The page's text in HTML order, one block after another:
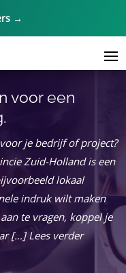
→
voor een
je bedrijf of project?
Zuid-Holland is een
lokaal
indruk wilt maken
te vragen, koppel je
[…] Lees verder